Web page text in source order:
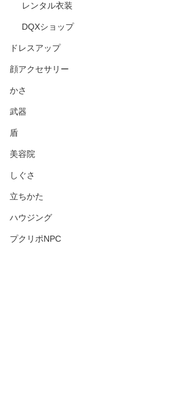
レンタル衣装
DQXショップ
ドレスアップ
顔アクセサリー
かさ
武器
盾
美容院
しぐさ
立ちかた
ハウジング
プクリポNPC